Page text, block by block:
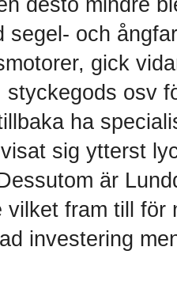
segel- och
gick
styckegods osv
ha
sig ytterst
är
vilket fram till för
investering